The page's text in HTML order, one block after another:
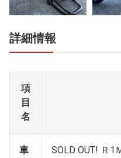
詳細情報
項
目
名
車
SOLD OUT! Ｒ